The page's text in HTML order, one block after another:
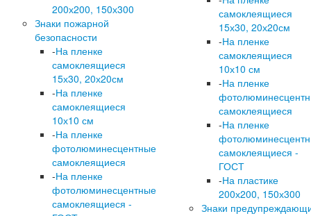
200х200, 150х300
Знаки пожарной
безопасности
-На пленке
самоклеящиеся
15х30, 20х20см
-На пленке
самоклеящиеся
10х10 см
-На пленке
фотолюминесцентные
самоклеящиеся
-На пленке
фотолюминесцентные
самоклеящиеся -
самоклеящиеся
15х30, 20х20см
-На пленке
самоклеящиеся
10х10 см
-На пленке
самоклеящиеся
-На пленке
самоклеящиеся -
ГОСТ
-На пластике
200х200, 150х300
Знаки